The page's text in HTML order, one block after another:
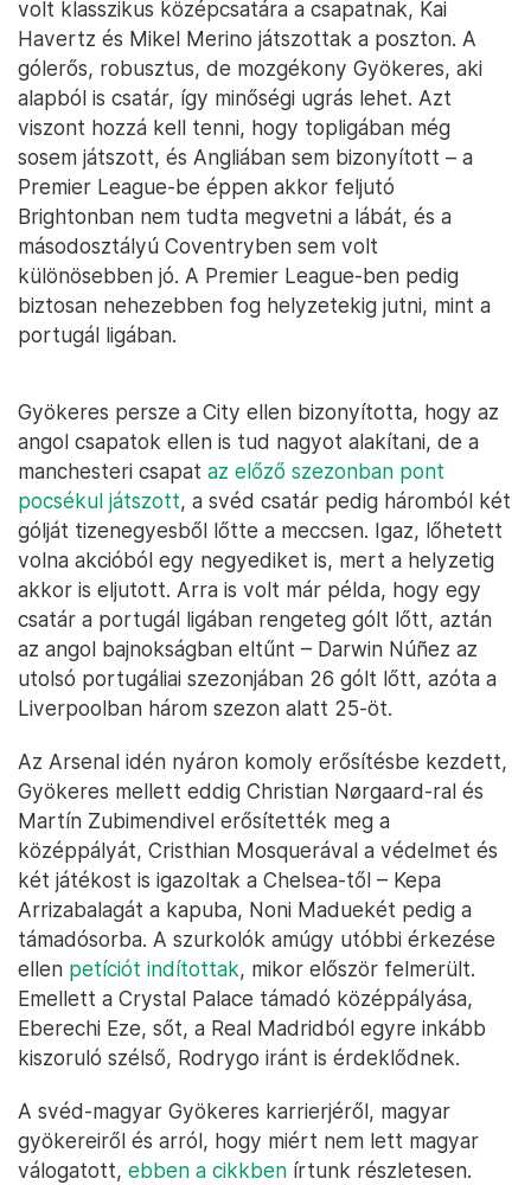
volt klasszikus középcsatára a csapatnak, Kai
Havertz és Mikel Merino játszottak a poszton. A
gólerős, robusztus, de mozgékony Gyökeres, aki
alapból is csatár, így minőségi ugrás lehet. Azt
viszont hozzá kell tenni, hogy topligában még
sosem játszott, és Angliában sem bizonyított – a
Premier League-be éppen akkor feljutó
Brightonban nem tudta megvetni a lábát, és a
másodosztályú Coventryben sem volt
különösebben jó. A Premier League-ben pedig
biztosan nehezebben fog helyzetekig jutni, mint a
portugál ligában.
Gyökeres persze a City ellen bizonyította, hogy az
angol csapatok ellen is tud nagyot alakítani, de a
manchesteri csapat az előző szezonban pont
pocsékul játszott, a svéd csatár pedig háromból két
gólját tizenegyesből lőtte a meccsen. Igaz, lőhetett
volna akcióból egy negyediket is, mert a helyzetig
akkor is eljutott. Arra is volt már példa, hogy egy
csatár a portugál ligában rengeteg gólt lőtt, aztán
az angol bajnokságban eltűnt – Darwin Núñez az
utolsó portugáliai szezonjában 26 gólt lőtt, azóta a
Liverpoolban három szezon alatt 25-öt.
Az Arsenal idén nyáron komoly erősítésbe kezdett,
Gyökeres mellett eddig Christian Nørgaard-ral és
Martín Zubimendivel erősítették meg a
középpályát, Cristhian Mosquerával a védelmet és
két játékost is igazoltak a Chelsea-től – Kepa
Arrizabalagát a kapuba, Noni Maduekét pedig a
támadósorba. A szurkolók amúgy utóbbi érkezése
ellen petíciót indítottak, mikor először felmerült.
Emellett a Crystal Palace támadó középpályása,
Eberechi Eze, sőt, a Real Madridból egyre inkább
kiszoruló szélső, Rodrygo iránt is érdeklődnek.
A svéd-magyar Gyökeres karrierjéről, magyar
gyökereiről és arról, hogy miért nem lett magyar
válogatott, ebben a cikkben írtunk részletesen.